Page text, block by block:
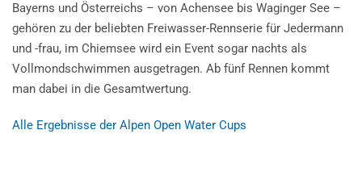
Bayerns und Österreichs – von Achensee bis Waginger See –
gehören zu der beliebten Freiwasser-Rennserie für Jedermann
und -frau, im Chiemsee wird ein Event sogar nachts als
Vollmondschwimmen ausgetragen. Ab fünf Rennen kommt
man dabei in die Gesamtwertung.
Alle Ergebnisse der Alpen Open Water Cups